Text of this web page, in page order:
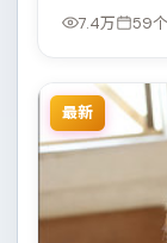
7.4万 59
最新